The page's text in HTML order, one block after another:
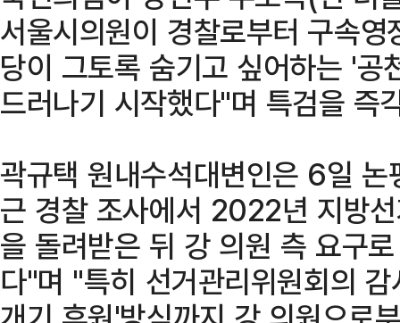
서울시의원이 경찰로부터 구속
당이 그토록 숨기고 싶어하는 '
드러나기 시작했다"며 특검을 즉
곽규택 원내수석대변인은 6일
근 경찰 조사에서 2022년 지방
을 돌려받은 뒤 강 의원 측 요구
다"며 "특히 선거관리위원회의